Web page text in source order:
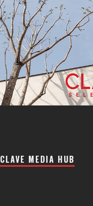
CLAVE MEDIA HUB